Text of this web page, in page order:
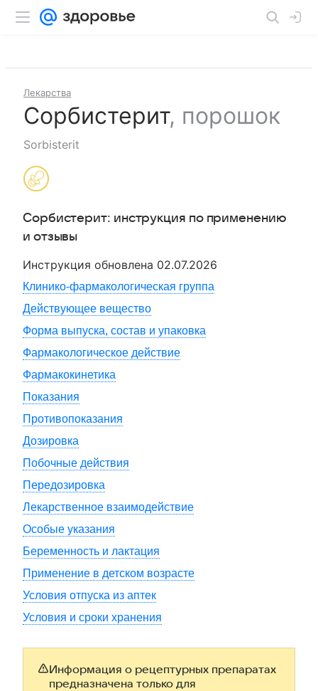
Лекарства
Сорбистерит, порошок
Sorbisterit
Сорбистерит: инструкция по применению
и отзывы
Инструкция обновлена 02.07.2026
Клинико-фармакологическая группа
Действующее вещество
Форма выпуска, состав и упаковка
Фармакологическое действие
Фармакокинетика
Показания
Противопоказания
Дозировка
Побочные действия
Передозировка
Лекарственное взаимодействие
Особые указания
Беременность и лактация
Применение в детском возрасте
Условия отпуска из аптек
Условия и сроки хранения
Информация о рецептурных препаратах
предназначена только для